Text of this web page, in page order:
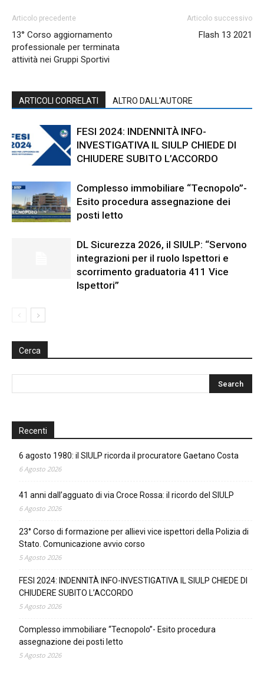
Articolo precedente
13° Corso aggiornamento
professionale per terminata
attività nei Gruppi Sportivi
Articolo successivo
Flash 13 2021
ARTICOLI CORRELATI ALTRO DALL'AUTORE
FESI 2024: INDENNITÀ INFO-
INVESTIGATIVA IL SIULP CHIEDE DI
CHIUDERE SUBITO L’ACCORDO
Complesso immobiliare “Tecnopolo”-
Esito procedura assegnazione dei
posti letto
DL Sicurezza 2026, il SIULP: “Servono
integrazioni per il ruolo Ispettori e
scorrimento graduatoria 411 Vice
Ispettori”
Cerca
Recenti
6 agosto 1980: il SIULP ricorda il procuratore Gaetano Costa
6 Agosto 2026
41 anni dall’agguato di via Croce Rossa: il ricordo del SIULP
6 Agosto 2026
23° Corso di formazione per allievi vice ispettori della Polizia di
Stato. Comunicazione avvio corso
5 Agosto 2026
FESI 2024: INDENNITÀ INFO-INVESTIGATIVA IL SIULP CHIEDE DI
CHIUDERE SUBITO L’ACCORDO
5 Agosto 2026
Complesso immobiliare “Tecnopolo”- Esito procedura
assegnazione dei posti letto
5 Agosto 2026